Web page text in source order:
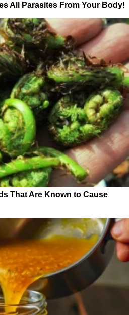
All Parasites From Your Body!
That Are Known to Cause